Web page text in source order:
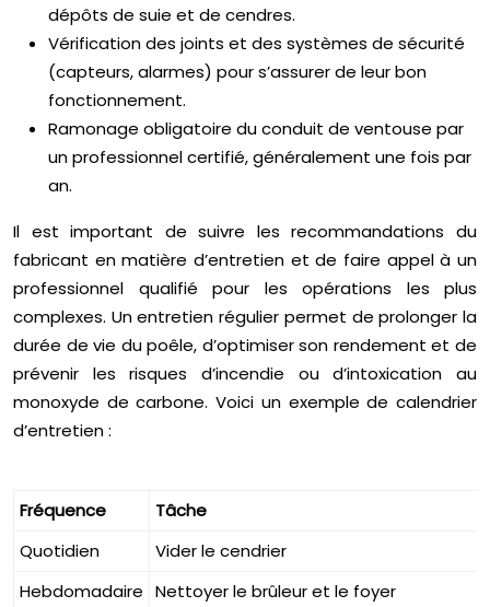
dépôts de suie et de cendres.
Vérification des joints et des systèmes de sécurité
(capteurs, alarmes) pour s’assurer de leur bon
fonctionnement.
Ramonage obligatoire du conduit de ventouse par
un professionnel certifié, généralement une fois par
an.
Il est important de suivre les recommandations du
fabricant en matière d’entretien et de faire appel à un
professionnel qualifié pour les opérations les plus
complexes. Un entretien régulier permet de prolonger la
durée de vie du poêle, d’optimiser son rendement et de
prévenir les risques d’incendie ou d’intoxication au
monoxyde de carbone. Voici un exemple de calendrier
d’entretien :
Fréquence
Tâche
Quotidien
Vider le cendrier
Hebdomadaire Nettoyer le brûleur et le foyer